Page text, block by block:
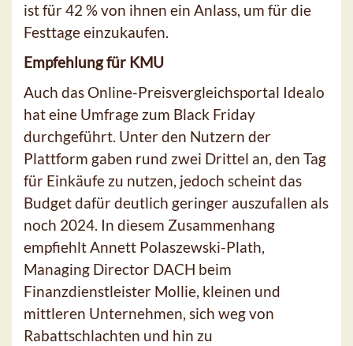
ist für 42 % von ihnen ein Anlass, um für die
Festtage einzukaufen.
Empfehlung für KMU
Auch das Online-Preisvergleichsportal Idealo
hat eine Umfrage zum Black Friday
durchgeführt. Unter den Nutzern der
Plattform gaben rund zwei Drittel an, den Tag
für Einkäufe zu nutzen, jedoch scheint das
Budget dafür deutlich geringer auszufallen als
noch 2024. In diesem Zusammenhang
empfiehlt Annett Polaszewski-Plath,
Managing Director DACH beim
Finanzdienstleister Mollie, kleinen und
mittleren Unternehmen, sich weg von
Rabattschlachten und hin zu